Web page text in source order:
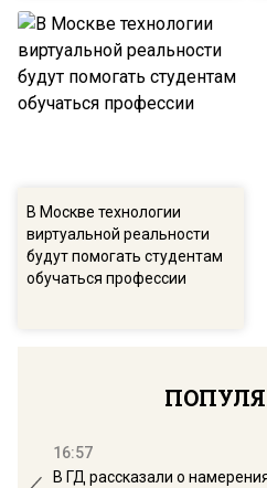
В Москве технологии
виртуальной реальности
будут помогать студентам
обучаться профессии
16:57
В ГД рассказали о